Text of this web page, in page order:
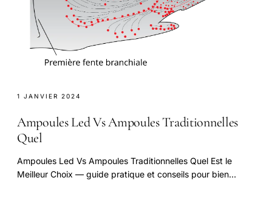
1 JANVIER 2024
Ampoules Led Vs Ampoules Traditionnelles
Quel
Ampoules Led Vs Ampoules Traditionnelles Quel Est le
Meilleur Choix — guide pratique et conseils pour bien